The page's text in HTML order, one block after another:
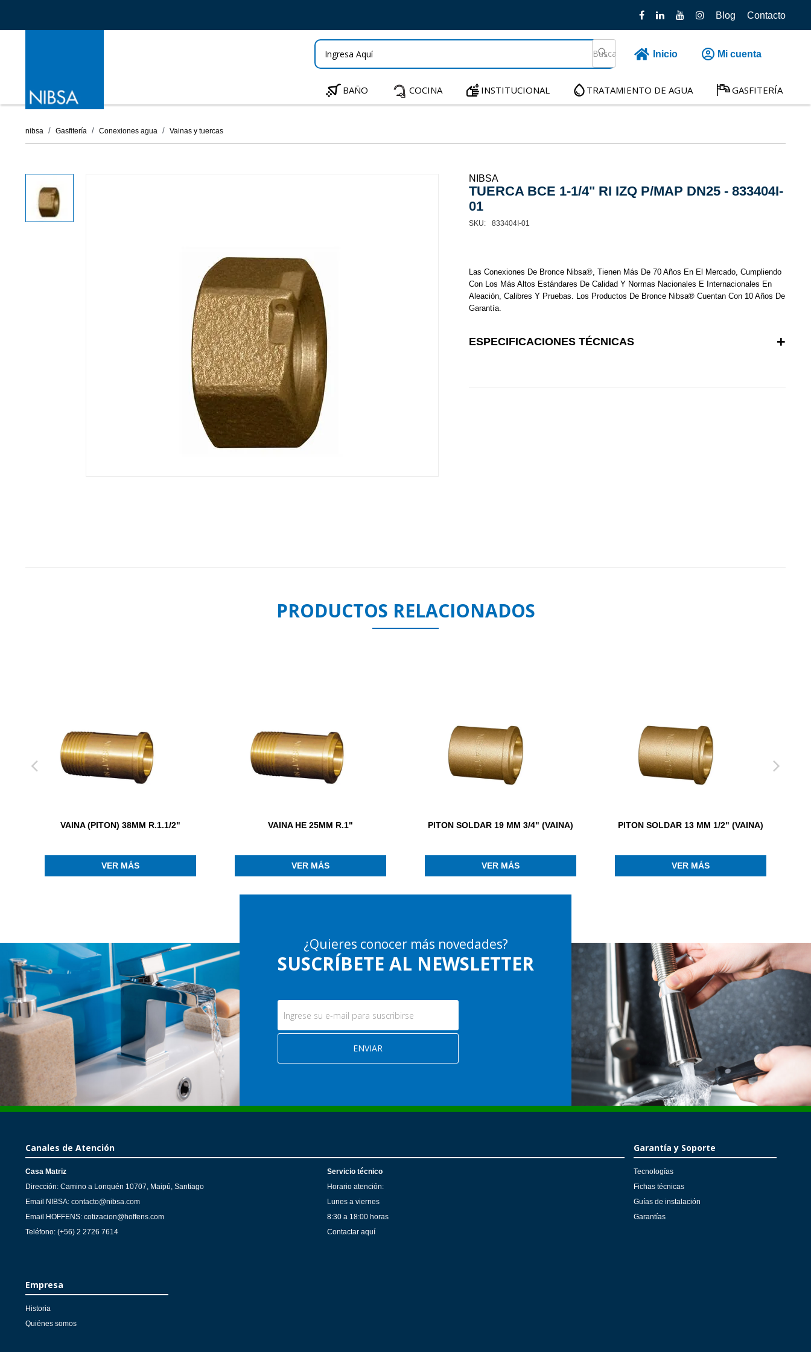
Blog Contacto
Inicio Mi cuenta
BAÑO COCINA INSTITUCIONAL TRATAMIENTO DE AGUA GASFITERÍA
nibsa Gasfitería Conexiones agua Vainas y tuercas
NIBSA
TUERCA BCE 1-1/4" RI IZQ P/MAP DN25 - 833404I-
01
833404I-01
Las Conexiones De Bronce Nibsa®, Tienen Más De 70 Años En El Mercado, Cumpliendo
Con Los Más Altos Estándares De Calidad Y Normas Nacionales E Internacionales En
Aleación, Calibres Y Pruebas. Los Productos De Bronce Nibsa® Cuentan Con 10 Años De
Garantía.
ESPECIFICACIONES TÉCNICAS
PRODUCTOS RELACIONADOS
VAINA (PITON) 38MM R.1.1/2"
VER MÁS
VAINA HE 25MM R.1"
VER MÁS
PITON SOLDAR 19 MM 3/4" (VAINA)
VER MÁS
PITON SOLDAR 13 MM 1/2" (VAINA)
VER MÁS
¿Quieres conocer más novedades?
SUSCRÍBETE AL NEWSLETTER
Canales de Atención
Casa Matriz
Dirección: Camino a Lonquén 10707, Maipú, Santiago
Email NIBSA: contacto@nibsa.com
Email HOFFENS: cotizacion@hoffens.com
Teléfono: (+56) 2 2726 7614
Servicio técnico
Horario atención:
Lunes a viernes
8:30 a 18:00 horas
Contactar aquí
Garantía y Soporte
Tecnologías
Fichas técnicas
Guías de instalación
Garantías
Empresa
Historia
Quiénes somos